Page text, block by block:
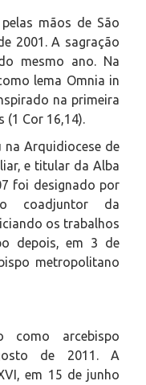
mãos de São
2001. A sagração
mesmo ano. Na
lema Omnia in
na primeira
(1 Cor 16,14).
na Arquidiocese de
e titular da Alba
foi designado por
coadjuntor da
os trabalhos
depois, em 3 de
metropolitano
como arcebispo
de 2011. A
em 15 de junho